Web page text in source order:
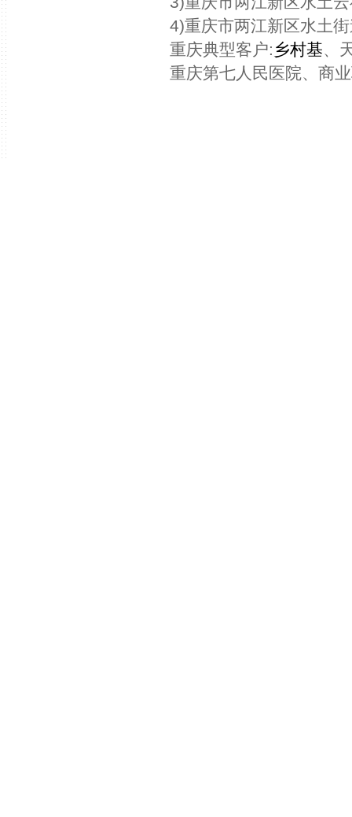
4)重庆市两江新区水土
重庆典型客户: 乡村基、
重庆第七人民医院、商